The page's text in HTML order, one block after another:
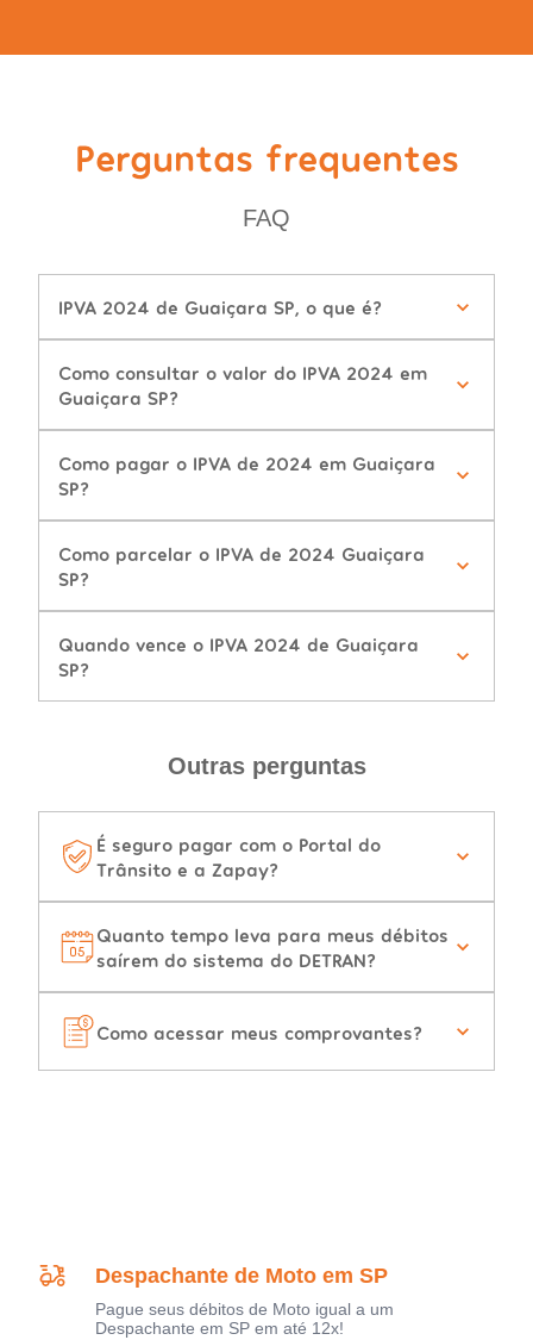
Perguntas frequentes
FAQ
IPVA 2024 de Guaiçara SP, o que é?
Como consultar o valor do IPVA 2024 em
Guaiçara SP?
Como pagar o IPVA de 2024 em Guaiçara
SP?
Como parcelar o IPVA de 2024 Guaiçara
SP?
Quando vence o IPVA 2024 de Guaiçara
SP?
Outras perguntas
É seguro pagar com o Portal do
Trânsito e a Zapay?
Quanto tempo leva para meus débitos
saírem do sistema do DETRAN?
Como acessar meus comprovantes?
Despachante de Moto em SP
Pague seus débitos de Moto igual a um
Despachante em SP em até 12x!